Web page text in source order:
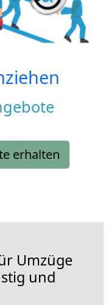
erhalten
Umzüge
und